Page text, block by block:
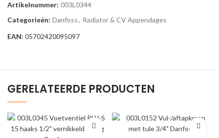
Artikelnummer: 003L0344
Categorieën: Danfoss, Radiator & CV Appendages
EAN: 05702420095097
GERELATEERDE PRODUCTEN